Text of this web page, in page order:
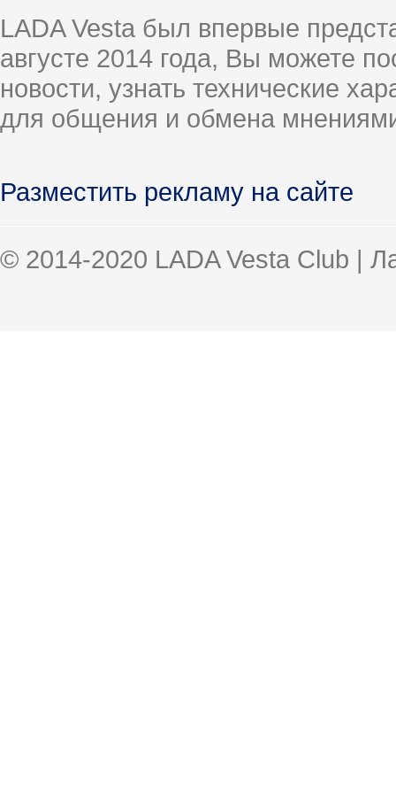
LADA Vesta был впервые
августе 2014 года, Вы можете
новости, узнать технические
для общения и обмена
Разместить рекламу на сайте
© 2014-2020 LADA Vesta Club |